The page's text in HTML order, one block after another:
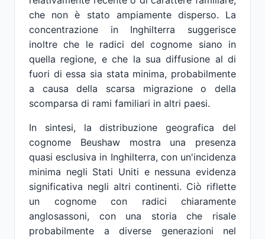
che non è stato ampiamente disperso. La
concentrazione in Inghilterra suggerisce
inoltre che le radici del cognome siano in
quella regione, e che la sua diffusione al di
fuori di essa sia stata minima, probabilmente
a causa della scarsa migrazione o della
scomparsa di rami familiari in altri paesi.
In sintesi, la distribuzione geografica del
cognome Beushaw mostra una presenza
quasi esclusiva in Inghilterra, con un'incidenza
minima negli Stati Uniti e nessuna evidenza
significativa negli altri continenti. Ciò riflette
un cognome con radici chiaramente
anglosassoni, con una storia che risale
probabilmente a diverse generazioni nel